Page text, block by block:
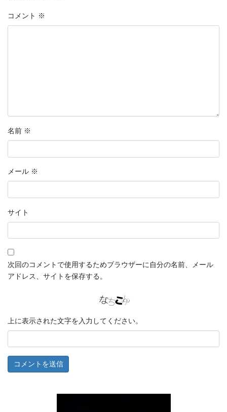
コメント ※
名前 ※
メール ※
サイト
次回のコメントで使用するためブラウザーに自分の名前、メール
アドレス、サイトを保存する。
上に表示された文字を入力してください。